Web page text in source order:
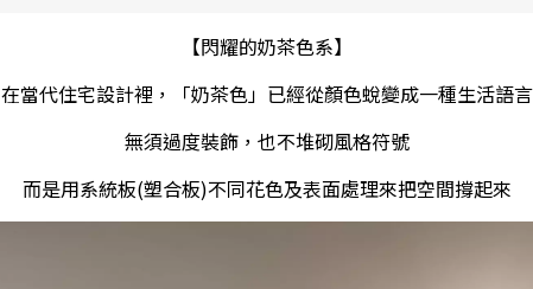
【閃耀的奶茶色系】
在當代住宅設計裡，「奶茶色」已經從顏色蛻變成一種生活語言
無須過度裝飾，也不堆砌風格符號
而是用系統板(塑合板)不同花色及表面處理來把空間撐起來